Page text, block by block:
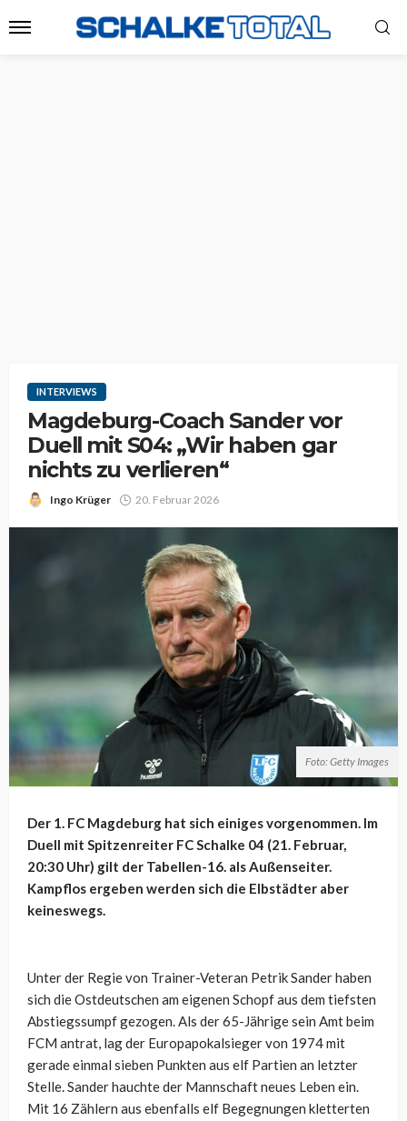
INTERVIEWS
Magdeburg-Coach Sander vor
Duell mit S04: „Wir haben gar
nichts zu verlieren“
Ingo Krüger 20. Februar 2026
Foto: Getty Images
Der 1. FC Magdeburg hat sich einiges vorgenommen. Im
Duell mit Spitzenreiter FC Schalke 04 (21. Februar,
20:30 Uhr) gilt der Tabellen-16. als Außenseiter.
Kampflos ergeben werden sich die Elbstädter aber
keineswegs.
Unter der Regie von Trainer-Veteran Petrik Sander haben
sich die Ostdeutschen am eigenen Schopf aus dem tiefsten
Abstiegssumpf gezogen. Als der 65-Jährige sein Amt beim
FCM antrat, lag der Europapokalsieger von 1974 mit
gerade einmal sieben Punkten aus elf Partien an letzter
Stelle. Sander hauchte der Mannschaft neues Leben ein.
Mit 16 Zählern aus ebenfalls elf Begegnungen kletterten